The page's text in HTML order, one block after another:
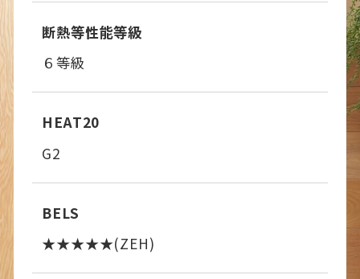
断熱等性能等級
６等級
HEAT20
G2
BELS
★★★★★(ZEH)